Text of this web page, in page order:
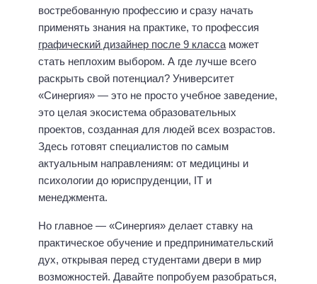
востребованную профессию и сразу начать
применять знания на практике, то профессия
графический дизайнер после 9 класса может
стать неплохим выбором. А где лучше всего
раскрыть свой потенциал? Университет
«Синергия» — это не просто учебное заведение,
это целая экосистема образовательных
проектов, созданная для людей всех возрастов.
Здесь готовят специалистов по самым
актуальным направлениям: от медицины и
психологии до юриспруденции, IT и
менеджмента.
Но главное — «Синергия» делает ставку на
практическое обучение и предпринимательский
дух, открывая перед студентами двери в мир
возможностей. Давайте попробуем разобраться,